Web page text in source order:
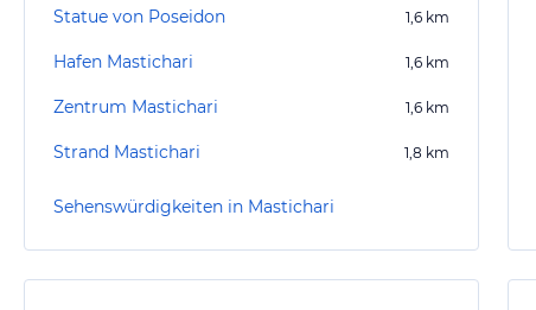
Statue von Poseidon 1,6 km
Hafen Mastichari 1,6 km
Zentrum Mastichari 1,6 km
Strand Mastichari 1,8 km
Sehenswürdigkeiten in Mastichari